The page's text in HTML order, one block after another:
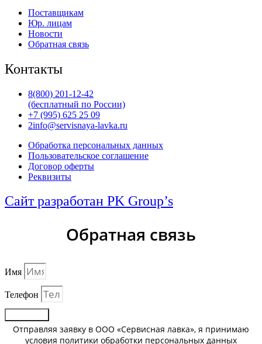
Поставщикам
Юр. лицам
Новости
Обратная связь
Контакты
8(800) 201-12-42
(бесплатный по России)
+7 (995) 625 25 09
2info@servisnaya-lavka.ru
Обработка персональных данных
Пользовательское соглашение
Договор оферты
Реквизиты
Сайт разработан PK Group’s
Обратная связь
Имя
Телефон
Отправляя заявку в ООО «Сервисная лавка», я принимаю
условия политики обработки персональных данных